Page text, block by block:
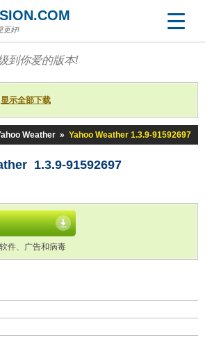
更好!
到你爱的版本!
显示全部下载
Weather » Yahoo Weather 1.3.9-91592697
1.3.9-91592697
件、广告和病毒